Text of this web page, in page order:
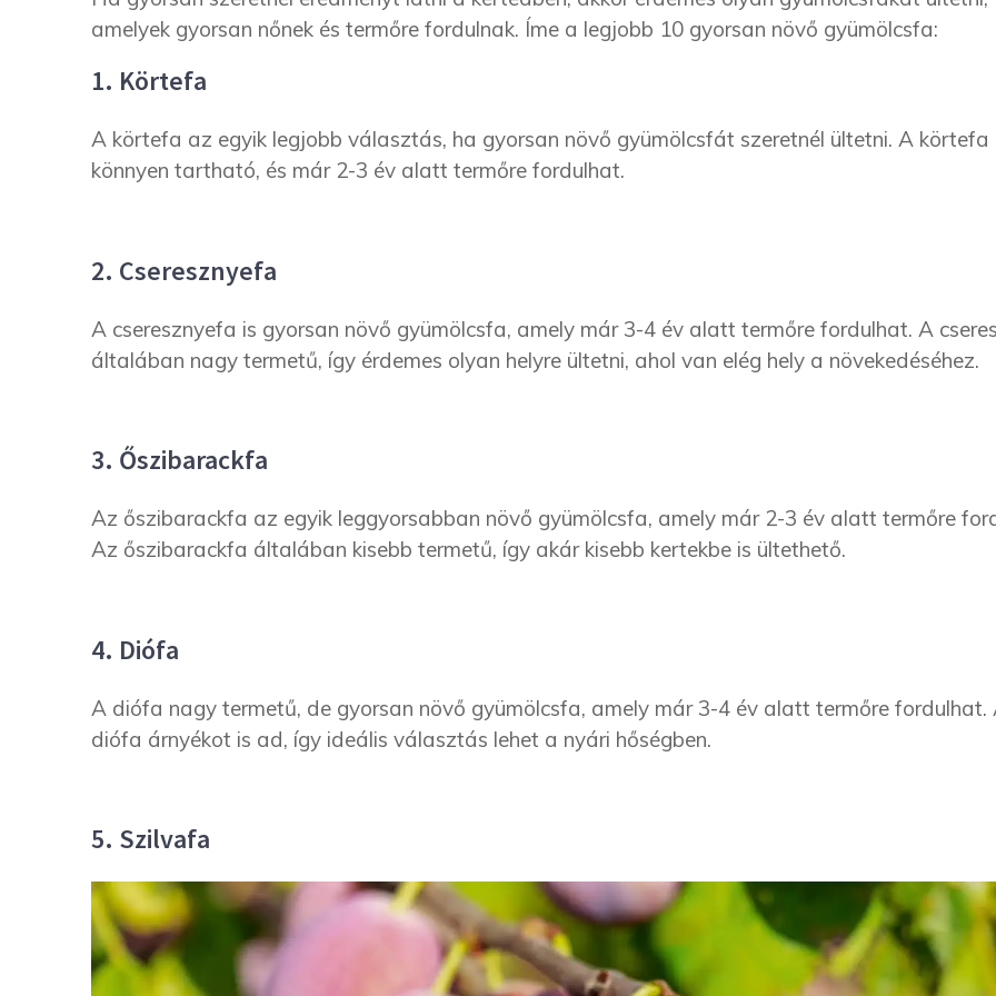
amelyek gyorsan nőnek és termőre fordulnak. Íme a legjobb 10 gyorsan növő gyümölcsfa:
1. Körtefa
A körtefa az egyik legjobb választás, ha gyorsan növő gyümölcsfát szeretnél ültetni. A körtefa
könnyen tartható, és már 2-3 év alatt termőre fordulhat.
2. Cseresznyefa
A cseresznyefa is gyorsan növő gyümölcsfa, amely már 3-4 év alatt termőre fordulhat. A
általában nagy termetű, így érdemes olyan helyre ültetni, ahol van elég hely a növekedéséhez.
3. Őszibarackfa
Az őszibarackfa az egyik leggyorsabban növő gyümölcsfa, amely már 2-3 év alatt termőre
Az őszibarackfa általában kisebb termetű, így akár kisebb kertekbe is ültethető.
4. Diófa
A diófa nagy termetű, de gyorsan növő gyümölcsfa, amely már 3-4 év alatt termőre fordulhat.
diófa árnyékot is ad, így ideális választás lehet a nyári hőségben.
5. Szilvafa